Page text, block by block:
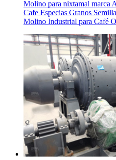
Molino para nixtamal marca
Cafe Especias Granos
Molino Industrial para Café